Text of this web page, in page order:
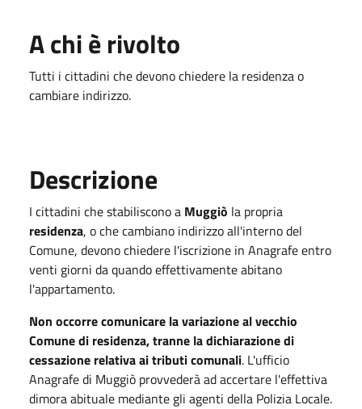
A chi è rivolto
Tutti i cittadini che devono chiedere la residenza o
cambiare indirizzo.
Descrizione
I cittadini che stabiliscono a Muggiò la propria
residenza, o che cambiano indirizzo all'interno del
Comune, devono chiedere l'iscrizione in Anagrafe entro
venti giorni da quando effettivamente abitano
l'appartamento.
Non occorre comunicare la variazione al vecchio
Comune di residenza, tranne la dichiarazione di
cessazione relativa ai tributi comunali. L'ufficio
Anagrafe di Muggiò provvederà ad accertare l'effettiva
dimora abituale mediante gli agenti della Polizia Locale.